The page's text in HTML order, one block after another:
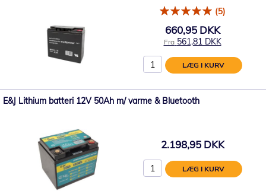
(5)
660,95 DKK
Fra 561,81 DKK
LÆG I KURV
E&J Lithium batteri 12V 50Ah m/ varme & Bluetooth
2.198,95 DKK
LÆG I KURV